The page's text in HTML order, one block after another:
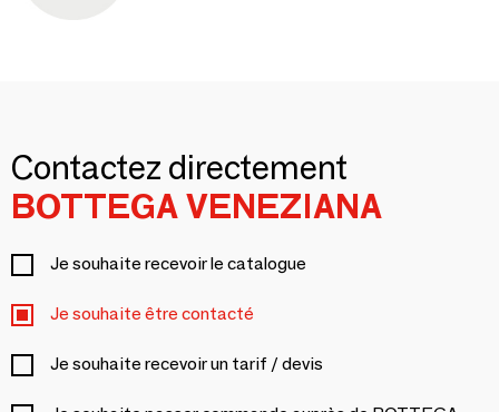
Contactez directement
BOTTEGA VENEZIANA
Je souhaite recevoir le catalogue
Je souhaite être contacté
Je souhaite recevoir un tarif / devis